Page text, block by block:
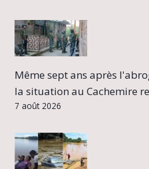
Même sept ans après
la situation au Cachemire
7 août 2026